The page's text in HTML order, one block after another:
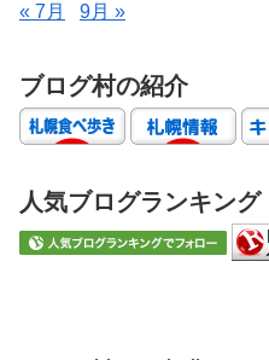
« 7月 9月 »
ブログ村の紹介
人気ブログランキング